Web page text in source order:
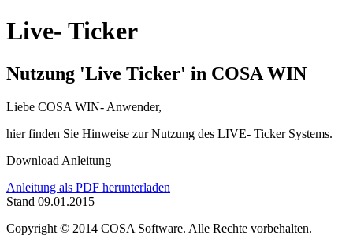
Live- Ticker
Nutzung 'Live Ticker' in COSA WIN
Liebe COSA WIN- Anwender,
hier finden Sie Hinweise zur Nutzung des LIVE- Ticker Systems.
Download Anleitung
Anleitung als PDF herunterladen
Stand 09.01.2015
Copyright © 2014 COSA Software. Alle Rechte vorbehalten.